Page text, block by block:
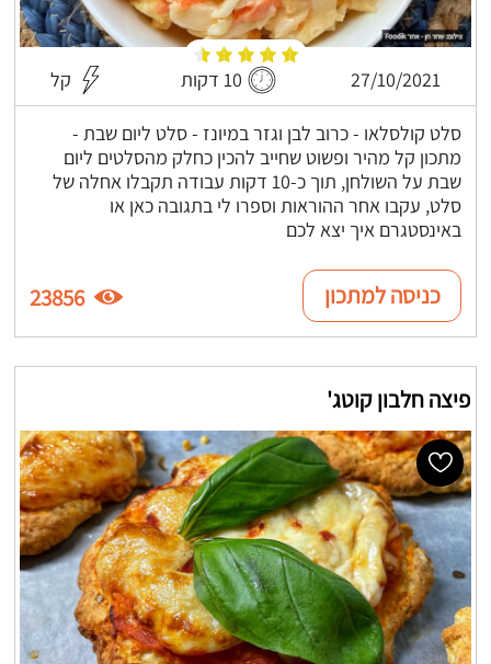
27/10/2021 10 דקות קל
סלט קולסלאו - כרוב לבן וגזר במיונז - סלט ליום שבת -
מתכון קל מהיר ופשוט שחייב להכין כחלק מהסלטים ליום
שבת על השולחן, תוך כ-10 דקות עבודה תקבלו אחלה של
סלט, עקבו אחר ההוראות וספרו לי בתגובה כאן או
באינסטגרם איך יצא לכם
כניסה למתכון 23856
פיצה חלבון קוטג'